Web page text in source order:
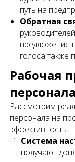
путь на
Обратная
предложения
голоса также
Рабочая
Рассмотрим
персонала на
эффективность.
Система
получают